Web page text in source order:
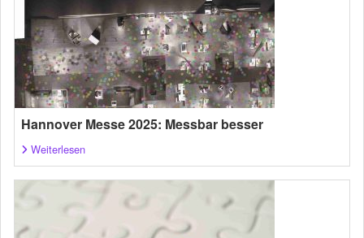
Hannover Messe 2025: Messbar besser
Weiterlesen